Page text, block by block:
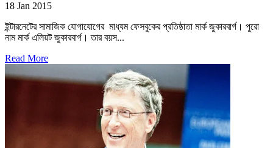
18 Jan 2015
ইন্টারনেটের সামাজিক যোগাযোগের মাধ্যম ফেসবুকের প্রতিষ্ঠাতা মার্ক জুকারবার্গ। পুরো
নাম মার্ক এলিয়ট জুকারবার্গ। তার বয়স...
Read More